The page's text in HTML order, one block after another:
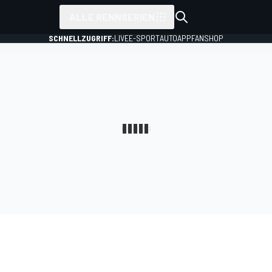
SCHNELLZUGRIFF:LIVEE-SPORTAUTOAPPFANSHOP